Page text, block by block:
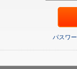
パスワ